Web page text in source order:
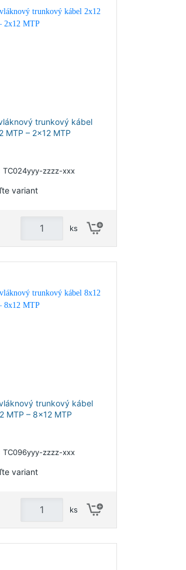
trunkový kábel
MTP – 2x12 MTP
TC024yyy-zzzz-xxx
variant
ks
trunkový kábel
MTP – 8x12 MTP
TC096yyy-zzzz-xxx
variant
ks